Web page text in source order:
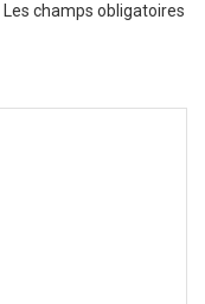
Les champs obligatoires